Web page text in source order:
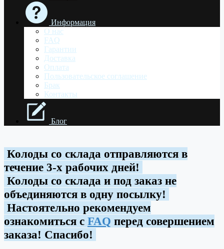
Информация
О нас
FAQ
Гарантии
Доставка
Оплата
Пользовательское соглашение
Брак
Контакты
Блог
Колоды со склада отправляются в
течение 3-х рабочих дней!
Колоды со склада и под заказ не
объединяются в одну посылку!
Настоятельно рекомендуем
ознакомиться с FAQ перед совершением
заказа! Спасибо!